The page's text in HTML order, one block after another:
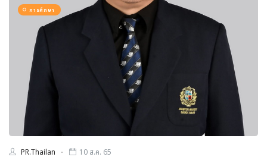
การศึกษา
PR.Thailan 10 ส.ค. 65